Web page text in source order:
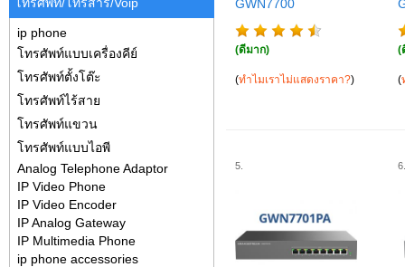
GWN7700
(ดีมาก)
(ทำไมเราไม่แสดงราคา?)
(
(
5. 6.
ip phone
โทรศัพท์แบบเครื่องคีย์
โทรศัพท์ตั้งโต๊ะ
โทรศัพท์ไร้สาย
โทรศัพท์แขวน
โทรศัพท์แบบไอพี
Analog Telephone Adaptor
IP Video Phone
IP Video Encoder
IP Analog Gateway
IP Multimedia Phone
ip phone accessories